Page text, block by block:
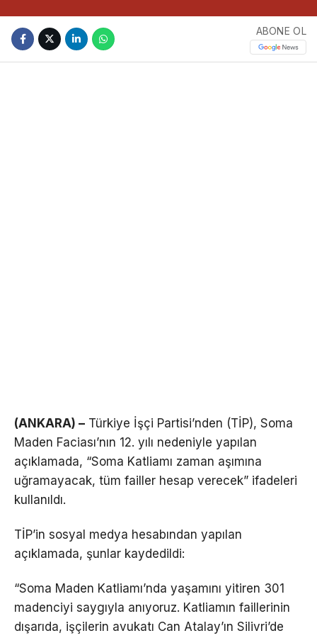
ABONE OL
(ANKARA) – Türkiye İşçi Partisi’nden (TİP), Soma
Maden Faciası’nın 12. yılı nedeniyle yapılan
açıklamada, “Soma Katliamı zaman aşımına
uğramayacak, tüm failler hesap verecek” ifadeleri
kullanıldı.
TİP’in sosyal medya hesabından yapılan
açıklamada, şunlar kaydedildi:
“Soma Maden Katliamı’nda yaşamını yitiren 301
madenciyi saygıyla anıyoruz. Katliamın faillerinin
dışarıda, işçilerin avukatı Can Atalay’ın Silivri’de